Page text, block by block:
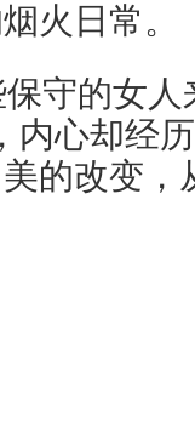
火日常。
守的女
内心却经
的改变，